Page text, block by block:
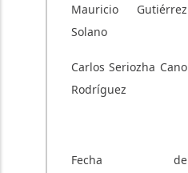
Mauricio Gutiérrez
Solano
Carlos Seriozha Cano
Rodríguez
Fecha de